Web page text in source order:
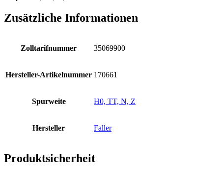
Zusätzliche Informationen
Zolltarifnummer 35069900
Hersteller-Artikelnummer 170661
Spurweite H0, TT, N, Z
Hersteller Faller
Produktsicherheit